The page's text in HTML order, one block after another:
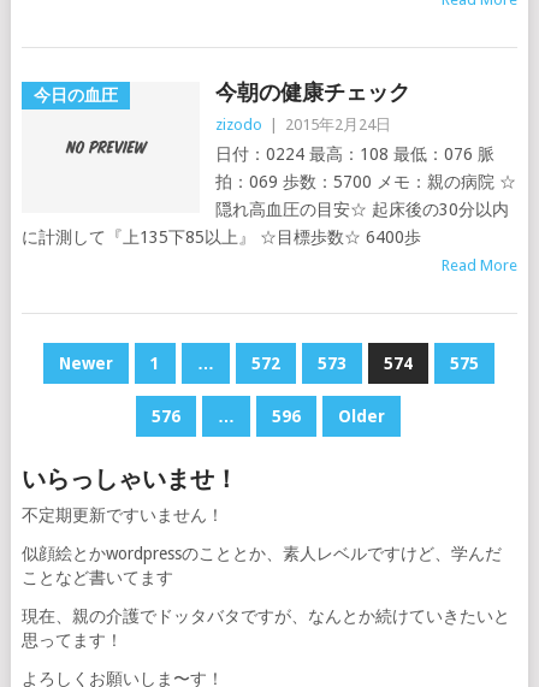
今日の血圧 今朝の健康チェック
zizodo 2015年2月24日
日付：0224 最高：108 最低：076 脈
拍：069 歩数：5700 メモ：親の病院 ☆
隠れ高血圧の目安☆ 起床後の30分以内
に計測して『上135下85以上』 ☆目標歩数☆ 6400歩
Read More
ペ
ー
ジ
り
Newer 1 … 572 573 574 575
576 … 596 Older
いらっしゃいませ！
不定期更新ですいません！
似顔絵とかwordpressのこととか、素人レベルですけど、学んだ
ことなど書いてます
現在、親の介護でドッタバタですが、なんとか続けていきたいと
思ってます！
よろしくお願いしま〜す！